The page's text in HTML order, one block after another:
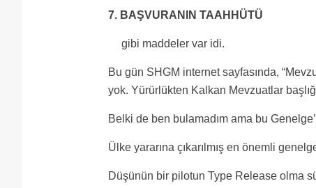
7. BAŞVURANIN TAAHHÜTÜ
gibi maddeler var idi.
Bu gün SHGM internet sayfasında,
yok. Yürürlükten Kalkan Mevzuatlar
Belki de ben bulamadım ama bu
Ülke yararına çıkarılmış en önemli
Düşünün bir pilotun Type Release olma